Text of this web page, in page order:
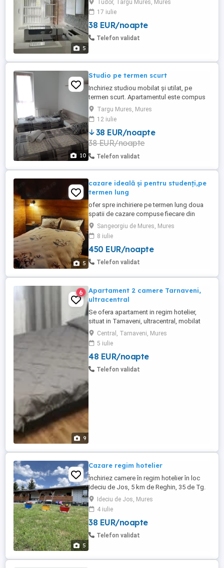
5
restaurante, 10 minute de centru.
Tudor, Targu Mures, Mures
17 iulie
38 EUR/noapte
Telefon validat
10
Studio pe termen scurt
Inchiriez studiou mobilat și utilat, pe
termen scurt. Apartamentul este compus
din : 1 dormitor, un living cu bucătărie, o
baie, un hol și balcon. Etajul 2 din 4 în bloc
cu lift pe strada Ion Heliade Radulescu.
Targu Mures, Mures
12 iulie
38 EUR/noapte
38 EUR/noapte
Telefon validat
5
cazare ideală și pentru studenți,pe
termen lung
ofer spre inchiriere pe termen lung doua
spatii de cazare compuse fiecare din
doua dormitoare,baie,living cu bucatarie
complet dotata,terasa si loc de parcare in
curte cu supraveghere video.Spatiile sunt
noi si se preteaza pentru cazare studenti
te si se gasesc in aproprierea universitatii
Sangeorgiu de Mures, Mures
8 iulie
450 EUR/noapte
Telefon validat
9
6
Apartament 2 camere Tarnaveni,
ultracentral
Se ofera apartament in regim hotelier,
situat in Tarnaveni, ultracentral, mobilat
utilat modern
Central, Tarnaveni, Mures
5 iulie
48 EUR/noapte
Telefon validat
5
Cazare regim hotelier
Închiriez camere în regim hotelier în loc
Ideciu de Jos, 5 km de Reghin, 35 de Tg.
Mureș. Locația este compusă din 5
camere cu pat matrimonial single, fiecare
cu baie individuală, bucătărie mare, utilată.
Capacitate de cazare 10 persoane. Preț
200 lei noapte camera
Ideciu de Jos, Mures
4 iulie
38 EUR/noapte
Telefon validat